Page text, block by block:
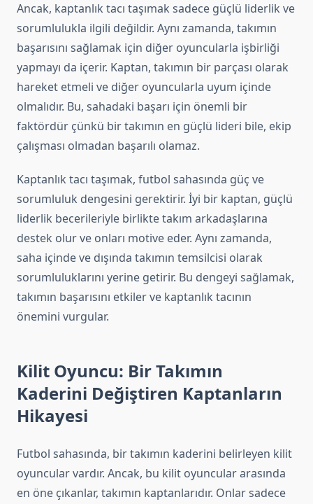
Ancak, kaptanlık tacı taşımak sadece güçlü liderlik ve
sorumlulukla ilgili değildir. Aynı zamanda, takımın
başarısını sağlamak için diğer oyuncularla işbirliği
yapmayı da içerir. Kaptan, takımın bir parçası olarak
hareket etmeli ve diğer oyuncularla uyum içinde
olmalıdır. Bu, sahadaki başarı için önemli bir
faktördür çünkü bir takımın en güçlü lideri bile, ekip
çalışması olmadan başarılı olamaz.
Kaptanlık tacı taşımak, futbol sahasında güç ve
sorumluluk dengesini gerektirir. İyi bir kaptan, güçlü
liderlik becerileriyle birlikte takım arkadaşlarına
destek olur ve onları motive eder. Aynı zamanda,
saha içinde ve dışında takımın temsilcisi olarak
sorumluluklarını yerine getirir. Bu dengeyi sağlamak,
takımın başarısını etkiler ve kaptanlık tacının
önemini vurgular.
Kilit Oyuncu: Bir Takımın
Kaderini Değiştiren Kaptanların
Hikayesi
Futbol sahasında, bir takımın kaderini belirleyen kilit
oyuncular vardır. Ancak, bu kilit oyuncular arasında
en öne çıkanlar, takımın kaptanlarıdır. Onlar sadece